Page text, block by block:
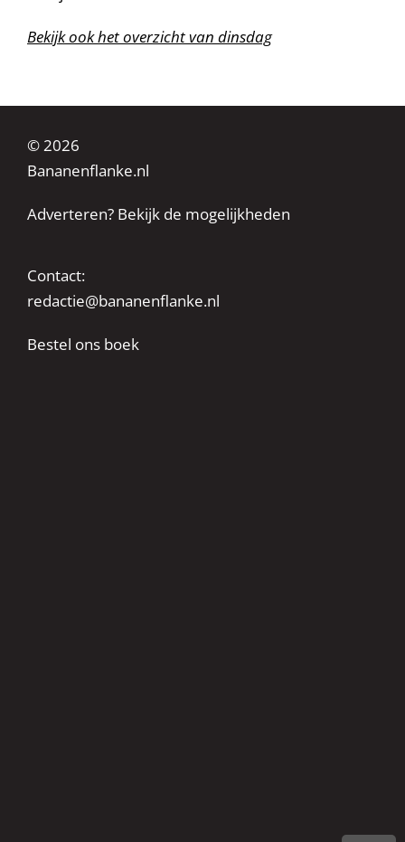
Bekijk ook het overzicht van dinsdag
© 2026
Bananenflanke.nl
Adverteren? Bekijk de mogelijkheden
Contact:
redactie@bananenflanke.nl
Bestel ons boek